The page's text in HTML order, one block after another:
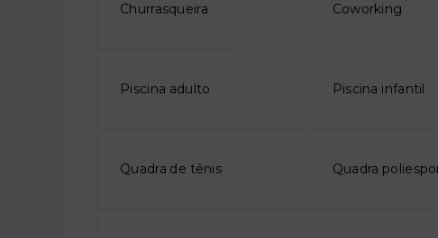
Churrasqueira Coworking
Piscina adulto Piscina infantil
Quadra de tênis Quadra